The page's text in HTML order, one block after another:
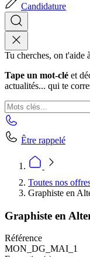
Candidature
Tu cherches, on t'aide
Tape un mot-clé et
actualités... qui te
Être rappelé
Toutes nos
Graphiste en
Graphiste en
Référence
MON_DG_MAI_1